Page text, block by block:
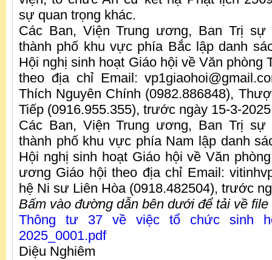
sự quan trọng khác.
Các Ban, Viện Trung ương, Ban Trị sự
thành phố khu vực phía Bắc lập danh
Hội nghị sinh hoạt Giáo hội về Văn phòng
theo địa chỉ Email:
Thích Nguyên Chính (0982.886848),
Tiếp (0916.955.355), trước ngày 15-3-
Các Ban, Viện Trung ương, Ban Trị sự
thành phố khu vực phía Nam lập danh
Hội nghị sinh hoạt Giáo hội về Văn
ương Giáo hội theo địa chỉ Email:
hệ Ni sư Liên Hòa (0918.482504), trước
Bấm vào đường dẫn bên dưới để tải về
Thông tư 37 về việc tổ chức sinh
2025_0001.pdf
Diệu Nghiêm